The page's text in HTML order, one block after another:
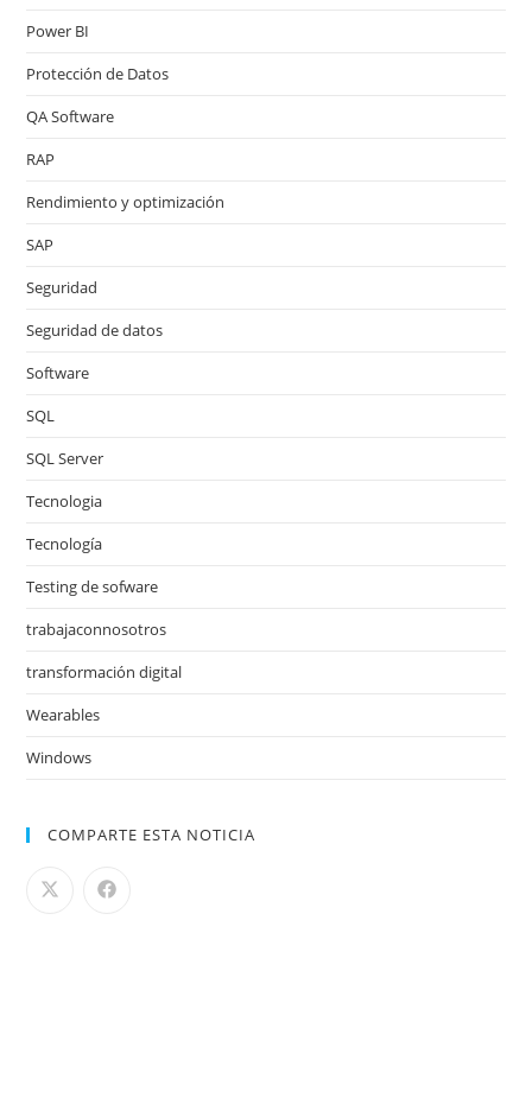
Power BI
Protección de Datos
QA Software
RAP
Rendimiento y optimización
SAP
Seguridad
Seguridad de datos
Software
SQL
SQL Server
Tecnologia
Tecnología
Testing de sofware
trabajaconnosotros
transformación digital
Wearables
Windows
COMPARTE ESTA NOTICIA